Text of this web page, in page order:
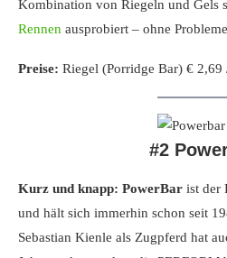
Kombination von Riegeln und Gels
Rennen ausprobiert – ohne
Preise: Riegel (Porridge Bar) €
#2
Kurz und knapp: PowerBar ist der
und hält sich immerhin schon seit
Sebastian Kienle als Zugpferd hat